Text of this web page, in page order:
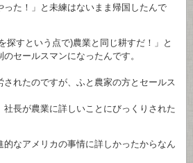
た！」と未練はないまま帰国したんで
すという点で)農業と同じ耕すだ！」と
ールスマンになったんです。
れたのですが、ふと農家の方とセールス
長が農業に詳しいことにびっくりされた
なアメリカの事情に詳しかったからなん